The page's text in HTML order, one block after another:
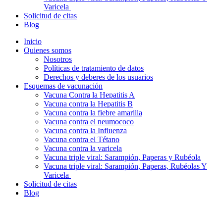
Varicela
Solicitud de citas
Blog
Inicio
Quienes somos
Nosotros
Políticas de tratamiento de datos
Derechos y deberes de los usuarios
Esquemas de vacunación
Vacuna Contra la Hepatitis A
Vacuna contra la Hepatitis B
Vacuna contra la fiebre amarilla
Vacuna contra el neumococo
Vacuna contra la Influenza
Vacuna contra el Tétano
Vacuna contra la varicela
Vacuna triple viral: Sarampión, Paperas y Rubéola
Vacuna triple viral: Sarampión, Paperas, Rubéolas Y
Varicela
Solicitud de citas
Blog